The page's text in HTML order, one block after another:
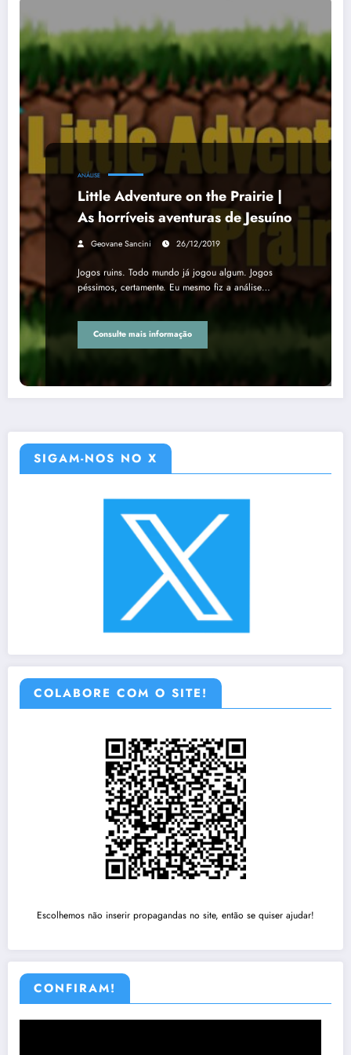
ANÁLISE
Little Adventure on the Prairie |
As horríveis aventuras de Jesuíno
Geovane Sancini 26/12/2019
Jogos ruins. Todo mundo já jogou algum. Jogos
péssimos, certamente. Eu mesmo fiz a análise…
Consulte mais informação
SIGAM-NOS NO X
COLABORE COM O SITE!
Escolhemos não inserir propagandas no site, então se quiser ajudar!
CONFIRAM!